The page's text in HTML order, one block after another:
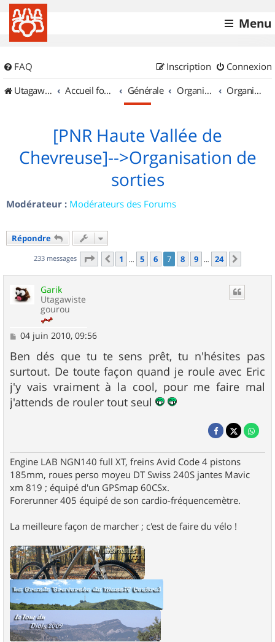
Menu
FAQ Connexion
Inscription
UtagawaVTT (Randos VTT et VTTAE avec traces GPS)
Accueil forum Générale Organisation de sorties & Recherche de partenaires Organisation de sorties en région Île de France
[PNR Haute Vallée de
Chevreuse]-->Organisation de
sorties
Modérateur : Modérateurs des Forums
Répondre
233 messages Page 7sur 24
Précédent
1 … 5 6 7 8 9 … 24
Garik
Utagawiste
gourou
M
s
s
a
g
e
04 juin 2010, 09:56
Ben dés que tu te sens prêt, tu n'hésites pas
surtout. De toute façon quand je roule avec Eric
j'y vais vraiment à la cool, pour me faire mal
j'attends de rouler tout seul
Engine LAB NGN140 full XT, freins Avid Code 4 pistons
185mm, roues perso moyeu DT Swiss 240S jantes Mavic
xm 819 ; équipé d'un GPSmap 60CSx.
Forerunner 405 équipé de son cardio-fréquencemètre.
La meilleure façon de marcher ; c'est de faire du vélo !